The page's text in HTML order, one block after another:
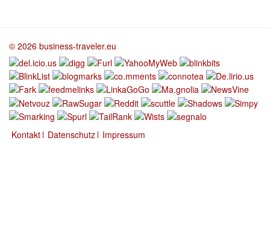
© 2026 business-traveler.eu
Kontakt Datenschutz Impressum